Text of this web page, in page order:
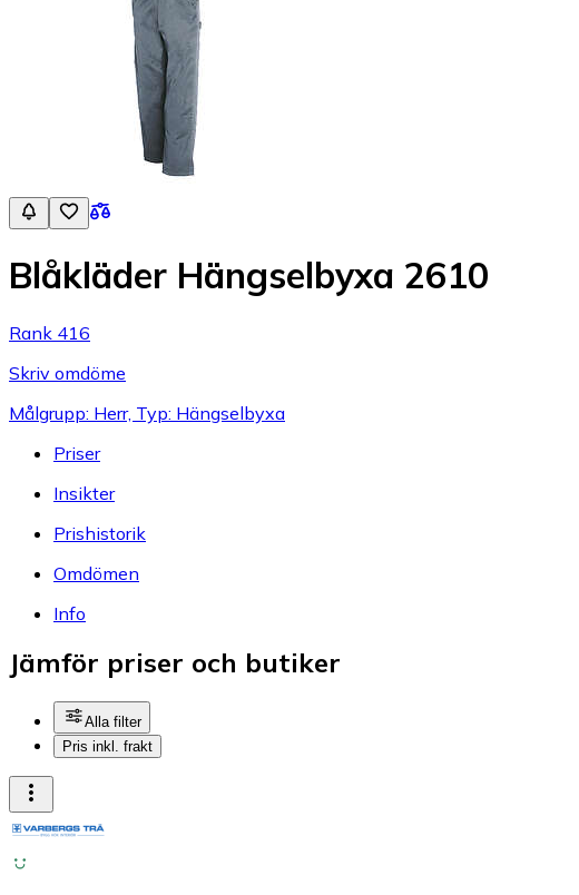
Blåkläder Hängselbyxa 2610
Rank 416
Skriv omdöme
Målgrupp: Herr, Typ: Hängselbyxa
Priser
Insikter
Prishistorik
Omdömen
Info
Jämför priser och butiker
Alla filter
Pris inkl. frakt